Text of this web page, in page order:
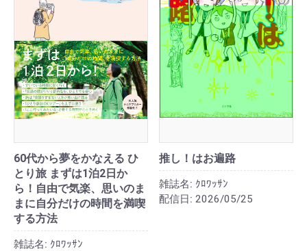
60代から夢をかなえる ひ
とり旅 まずは1泊2日か
ら！自由で気楽、思いのま
まに自分だけの時間を満喫
する方法
雑誌名: ｸﾛﾜｯｻﾝ
推し！はお遍路
雑誌名: ｸﾛﾜｯｻﾝ
配信日: 2026/05/25